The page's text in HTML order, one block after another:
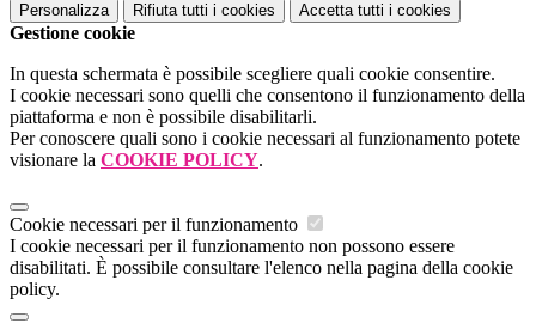
Personalizza Rifiuta tutti i cookies Accetta tutti i cookies
Gestione cookie
In questa schermata è possibile scegliere quali cookie consentire.
I cookie necessari sono quelli che consentono il funzionamento della
piattaforma e non è possibile disabilitarli.
Per conoscere quali sono i cookie necessari al funzionamento potete
visionare la COOKIE POLICY.
Cookie necessari per il funzionamento
I cookie necessari per il funzionamento non possono essere
disabilitati. È possibile consultare l'elenco nella pagina della cookie
policy.